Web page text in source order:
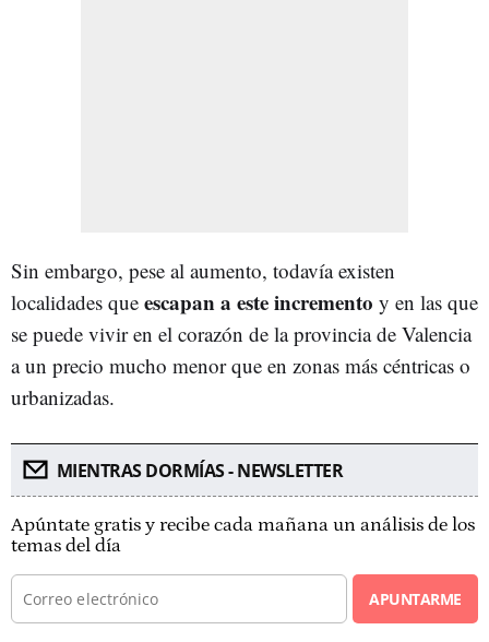
Sin embargo, pese al aumento, todavía existen
localidades que escapan a este incremento y en las que
se puede vivir en el corazón de la provincia de Valencia
a un precio mucho menor que en zonas más céntricas o
urbanizadas.
MIENTRAS DORMÍAS - NEWSLETTER
Apúntate gratis y recibe cada mañana un análisis de los
temas del día
APUNTARME